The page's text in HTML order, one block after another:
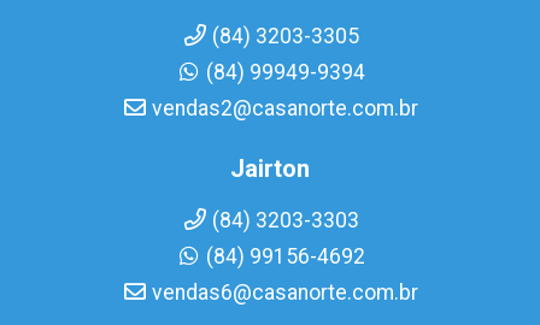
(84) 3203-3305
(84) 99949-9394
vendas2@casanorte.com.br
Jairton
(84) 3203-3303
(84) 99156-4692
vendas6@casanorte.com.br